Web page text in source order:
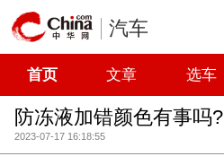
汽车
首页 文章 选车
防冻液加错颜色有事吗?
2023-07-17 16:18:55